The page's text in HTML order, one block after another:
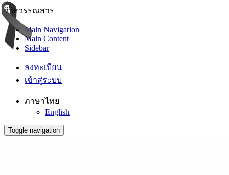
วิวิธวรรณสาร
Main Navigation
Main Content
Sidebar
ลงทะเบียน
เข้าสู่ระบบ
ภาษาไทย
English
Toggle navigation